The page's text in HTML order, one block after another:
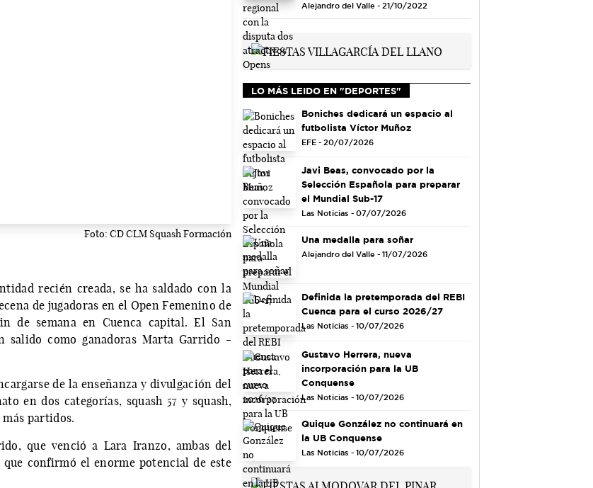
Foto: CD CLM Squash Formación
recién creada, se ha saldado con la
de jugadoras en el Open Femenino de
de semana en Cuenca capital. El San
salido como ganadoras Marta Garrido -
de la enseñanza y divulgación del
en dos categorías, squash 57 y squash,
partidos.
que venció a Lara Iranzo, ambas del
confirmó el enorme potencial de este
Alejandro del Valle - 21/10/2022
LO MÁS LEIDO EN "DEPORTES"
Boniches dedicará un espacio al
futbolista Víctor Muñoz
EFE - 20/07/2026
Javi Beas, convocado por la
Selección Española para preparar
el Mundial Sub-17
Las Noticias - 07/07/2026
Una medalla para soñar
Alejandro del Valle - 11/07/2026
Definida la pretemporada del REBI
Cuenca para el curso 2026/27
Las Noticias - 10/07/2026
Gustavo Herrera, nueva
incorporación para la UB
Conquense
Las Noticias - 10/07/2026
Quique González no continuará en
la UB Conquense
Las Noticias - 10/07/2026